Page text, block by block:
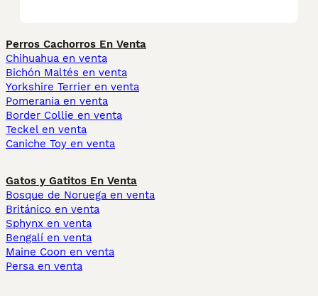
Perros Cachorros En Venta
Chihuahua en venta
Bichón Maltés en venta
Yorkshire Terrier en venta
Pomerania en venta
Border Collie en venta
Teckel en venta
Caniche Toy en venta
Gatos y Gatitos En Venta
Bosque de Noruega en venta
Británico en venta
Sphynx en venta
Bengalí en venta
Maine Coon en venta
Persa en venta